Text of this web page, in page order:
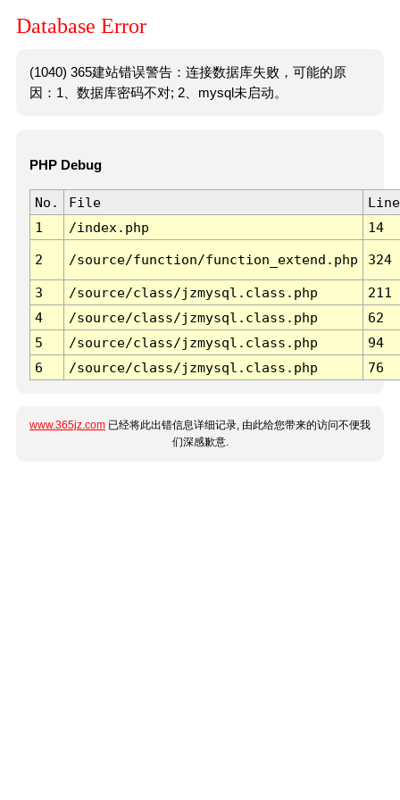
Database Error
(1040) 365建站错误警告：连接数据库失败，可能的原
因：1、数据库密码不对; 2、mysql未启动。
PHP Debug
No. File
Line
1
/index.php 14
2 /source/function/function_extend.php 324
3 /source/class/jzmysql.class.php
211
4
/source/class/jzmysql.class.php
62
5
/source/class/jzmysql.class.php
94
6
/source/class/jzmysql.class.php 76
www.365jz.com 已经将此出错信息详细记录, 由此给您带来的访问不便我
们深感歉意.